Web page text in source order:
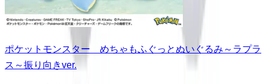
ポケットモンスター めちゃもふぐっとぬいぐるみ～ラプラ
ス～振り向きver.